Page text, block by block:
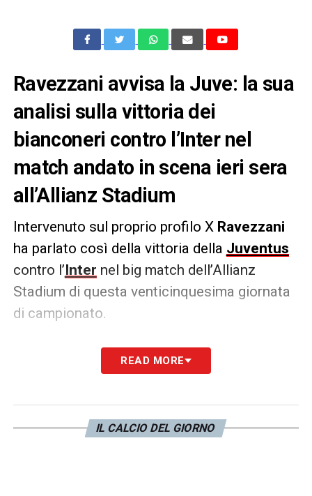
Ravezzani avvisa la Juve: la sua
analisi sulla vittoria dei
bianconeri contro l’Inter nel
match andato in scena ieri sera
all’Allianz Stadium
Intervenuto sul proprio profilo X Ravezzani
ha parlato così della vittoria della Juventus
contro l’Inter nel big match dell’Allianz
Stadium di questa venticinquesima giornata
di campionato.
– «Juve pessima per 45’ poi
finalmente dominante. La strada è quella
passo, la rosa è ricca. Se Thiago non cambia
READ MORE
IL CALCIO DEL GIORNO